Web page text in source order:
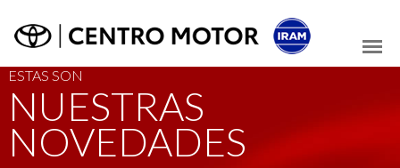
ESTAS SON
NUESTRAS
NOVEDADES